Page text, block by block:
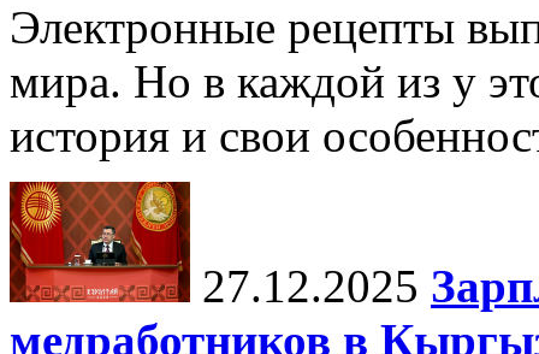
Электронные рецепты
мира. Но в каждой из у
история и свои
27.12.2025
медработников в